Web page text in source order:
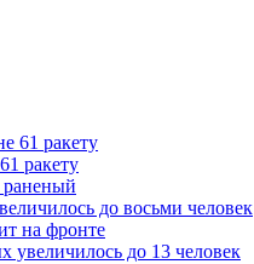
ракету
раненый
до восьми человек
на фронте
увеличилось до 13 человек